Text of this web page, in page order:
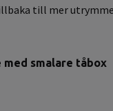
till mer
smalare tåbox